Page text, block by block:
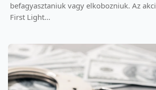
befagyasztaniuk vagy elkobozniuk. Az
First Light...